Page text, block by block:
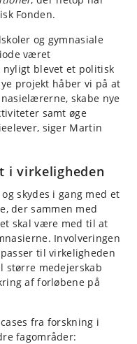
Fonden.
og gymnasiale
været
blevet et politisk
projekt håber vi på at
skabe nye
samt øge
siger Martin
i virkeligheden
skydes i gang med et
der sammen med
skal være med til at
Involveringen
til virkeligheden
større medejerskab
af forløbene på
fra forskning i
fagområder: